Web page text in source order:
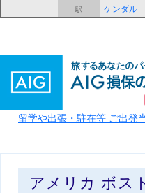
駅 ケンダル
留学や出張・駐在等 ご出発
アメリカ ボス